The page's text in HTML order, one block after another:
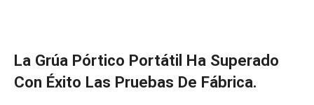
La Grúa Pórtico Portátil Ha Superado
Con Éxito Las Pruebas De Fábrica.